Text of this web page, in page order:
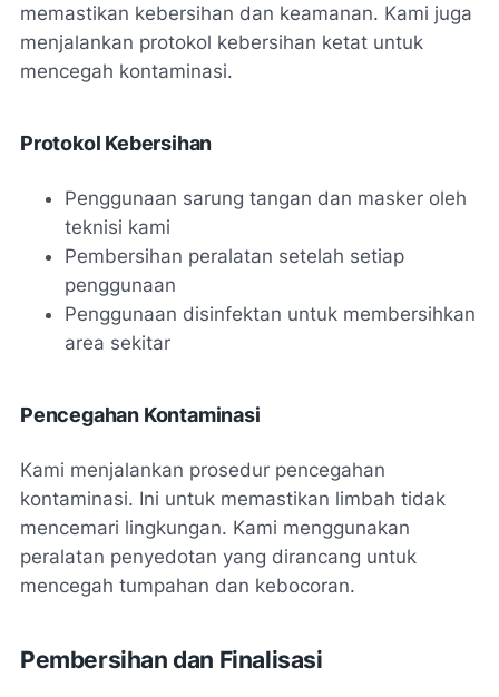
memastikan kebersihan dan keamanan. Kami juga
menjalankan protokol kebersihan ketat untuk
mencegah kontaminasi.
Protokol Kebersihan
Penggunaan sarung tangan dan masker oleh
teknisi kami
Pembersihan peralatan setelah setiap
penggunaan
Penggunaan disinfektan untuk membersihkan
area sekitar
Pencegahan Kontaminasi
Kami menjalankan prosedur pencegahan
kontaminasi. Ini untuk memastikan limbah tidak
mencemari lingkungan. Kami menggunakan
peralatan penyedotan yang dirancang untuk
mencegah tumpahan dan kebocoran.
Pembersihan dan Finalisasi